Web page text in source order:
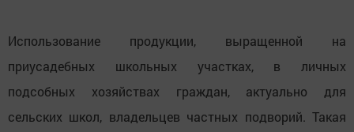
Использование продукции, выращенной на
приусадебных школьных участках, в личных
подсобных хозяйствах граждан, актуально для
сельских школ, владельцев частных подворий. Такая